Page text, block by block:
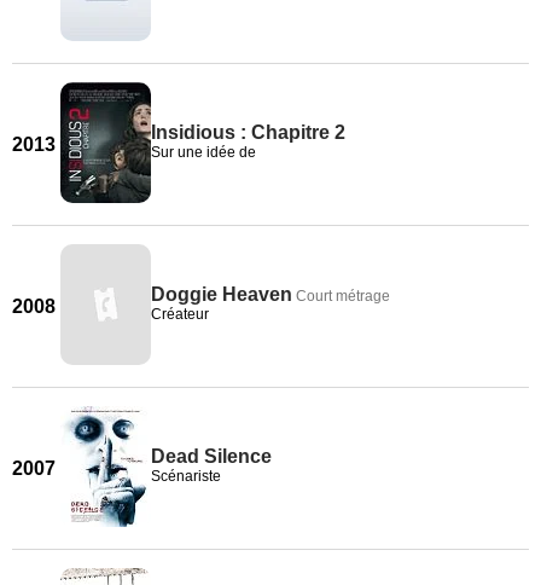
2013
Insidious : Chapitre 2
Sur une idée de
2008
Doggie Heaven Court métrage
Créateur
2007
Dead Silence
Scénariste